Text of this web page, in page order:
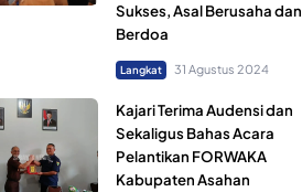
Sukses, Asal Berusaha dan
Berdoa
Langkat 31 Agustus 2024
Kajari Terima Audensi dan
Sekaligus Bahas Acara
Pelantikan FORWAKA
Kabupaten Asahan